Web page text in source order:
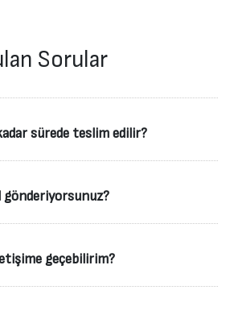
Sorular
sürede teslim edilir?
gönderiyorsunuz?
geçebilirim?